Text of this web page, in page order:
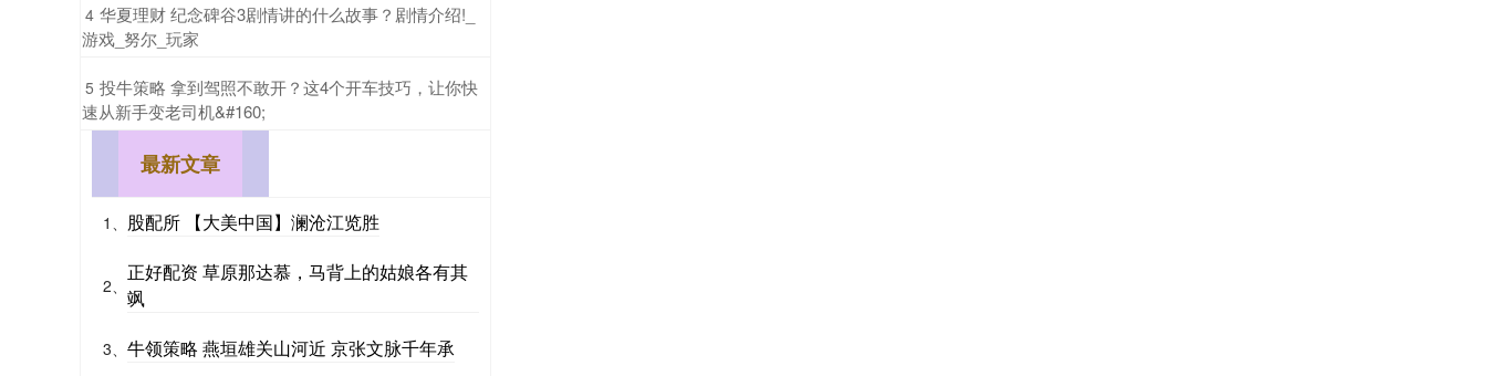
4 ​华夏理财 纪念碑谷3剧情讲的什么故事？剧情介绍!_
游戏_努尔_玩家
5 ​投牛策略 拿到驾照不敢开？这4个开车技巧，让你快
速从新手变老司机&#160;
最新文章
1、 股配所 【大美中国】澜沧江览胜
2、
正好配资 草原那达慕，马背上的姑娘各有其
飒
3、 牛领策略 燕垣雄关山河近 京张文脉千年承